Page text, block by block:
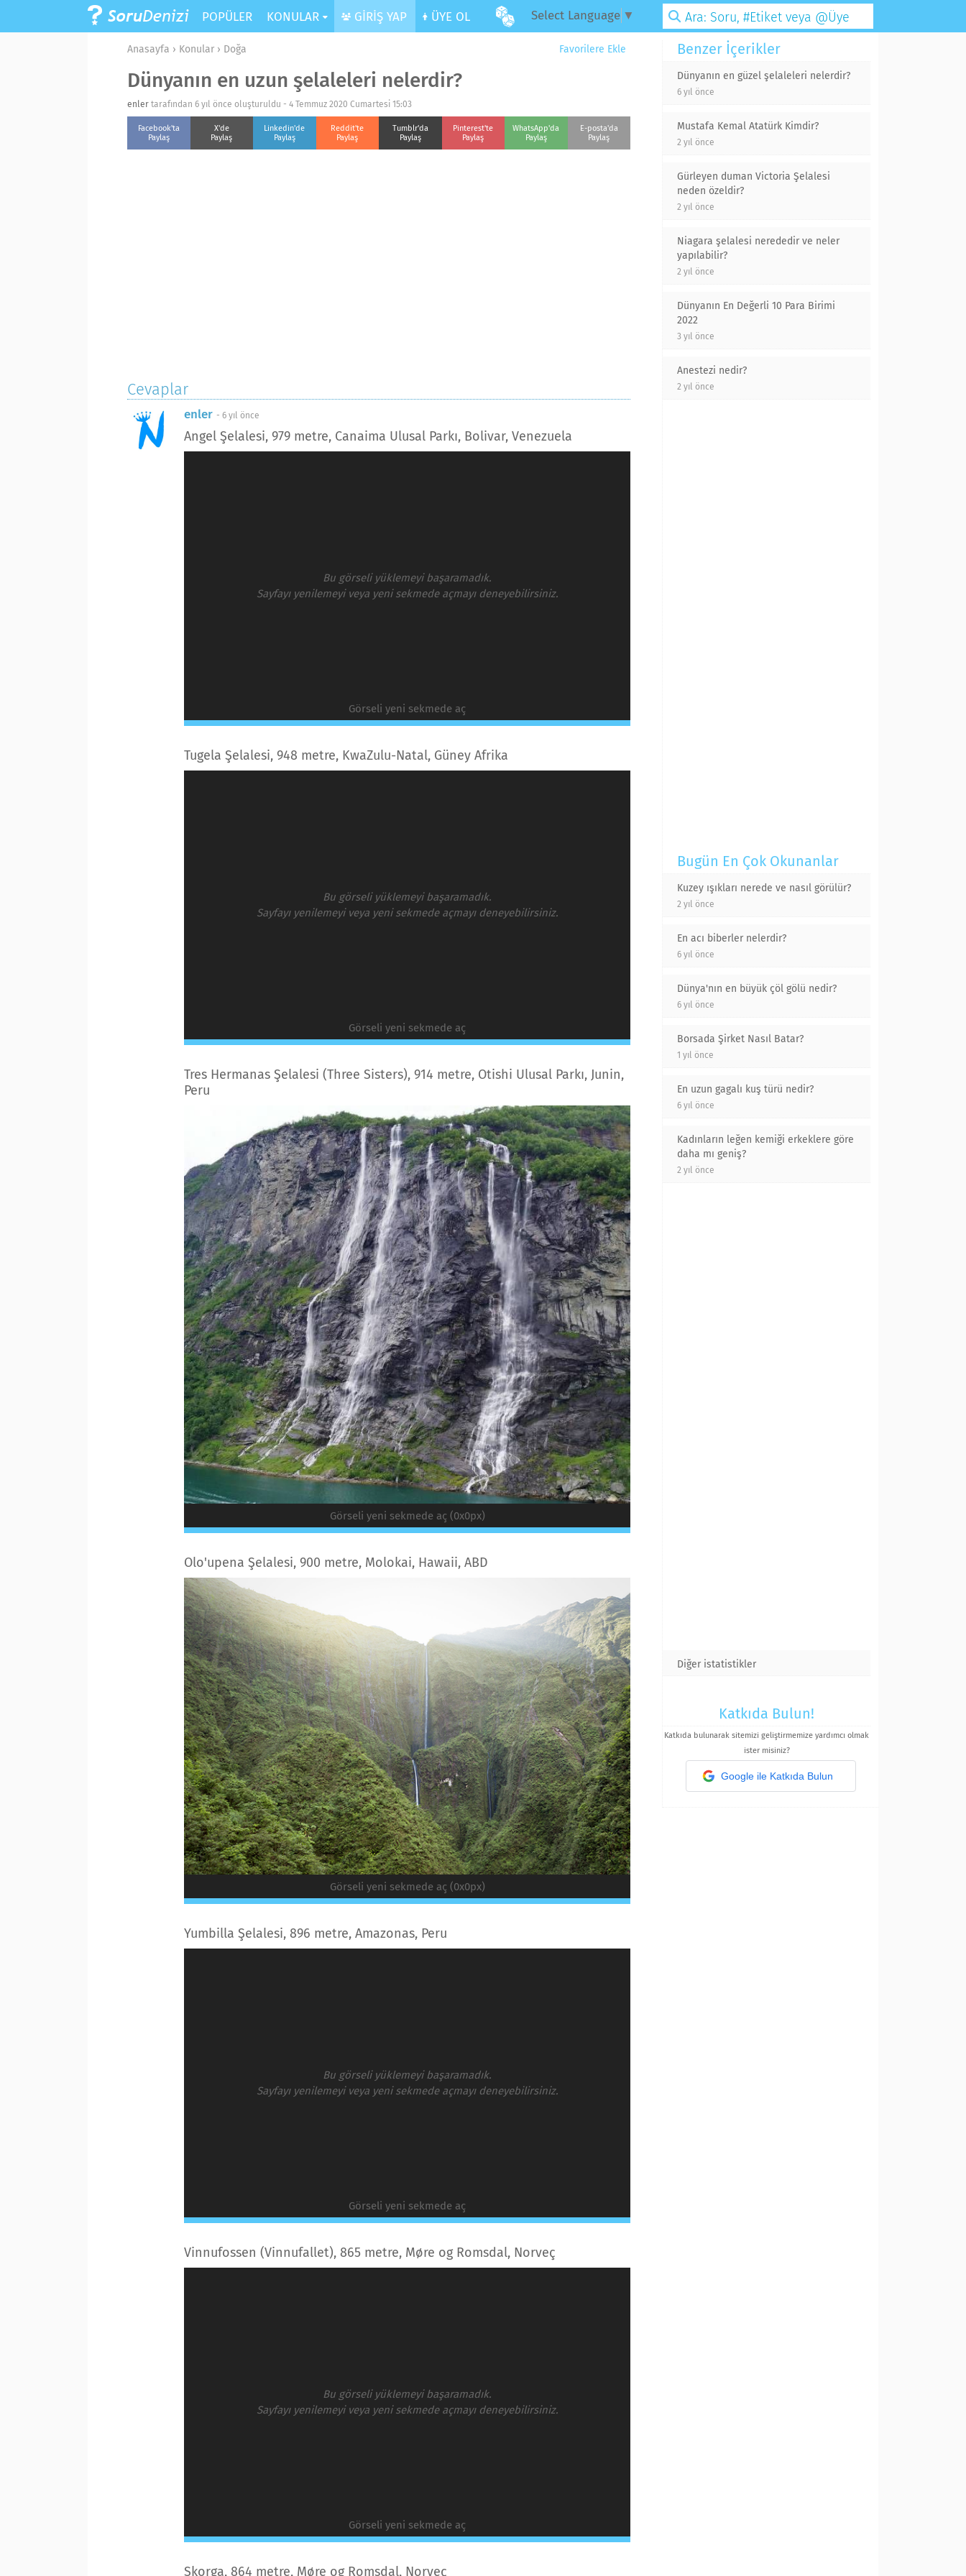
POPÜLER KONULAR GİRİŞ YAP ÜYE OL Select Language ▼
Favorilere Ekle
Anasayfa › Konular › Doğa
Dünyanın en uzun şelaleleri nelerdir?
enler tarafından 6 yıl önce oluşturuldu - 4 Temmuz 2020 Cumartesi 15:03
Facebook'ta
Paylaş
X'de
Paylaş
Linkedin'de
Paylaş
Reddit'te
Paylaş
Tumblr'da
Paylaş
Pinterest'te
Paylaş
WhatsApp'da
Paylaş
E-posta'da
Paylaş
Cevaplar
enler - 6 yıl önce
Angel Şelalesi, 979 metre, Canaima Ulusal Parkı, Bolivar, Venezuela
Bu görseli yüklemeyi başaramadık.
Sayfayı yenilemeyi veya yeni sekmede açmayı deneyebilirsiniz.
Görseli yeni sekmede aç
Tugela Şelalesi, 948 metre, KwaZulu-Natal, Güney Afrika
Bu görseli yüklemeyi başaramadık.
Sayfayı yenilemeyi veya yeni sekmede açmayı deneyebilirsiniz.
Görseli yeni sekmede aç
Tres Hermanas Şelalesi (Three Sisters), 914 metre, Otishi Ulusal Parkı, Junin,
Peru
Görseli yeni sekmede aç (0x0px)
Olo'upena Şelalesi, 900 metre, Molokai, Hawaii, ABD
Görseli yeni sekmede aç (0x0px)
Yumbilla Şelalesi, 896 metre, Amazonas, Peru
Bu görseli yüklemeyi başaramadık.
Sayfayı yenilemeyi veya yeni sekmede açmayı deneyebilirsiniz.
Görseli yeni sekmede aç
Vinnufossen (Vinnufallet), 865 metre, Møre og Romsdal, Norveç
Bu görseli yüklemeyi başaramadık.
Sayfayı yenilemeyi veya yeni sekmede açmayı deneyebilirsiniz.
Görseli yeni sekmede aç
Skorga, 864 metre, Møre og Romsdal, Norveç
Benzer İçerikler
Dünyanın en güzel şelaleleri nelerdir?
6 yıl önce
Mustafa Kemal Atatürk Kimdir?
2 yıl önce
Gürleyen duman Victoria Şelalesi
neden özeldir?
2 yıl önce
Niagara şelalesi nerededir ve neler
yapılabilir?
2 yıl önce
Dünyanın En Değerli 10 Para Birimi
2022
3 yıl önce
Anestezi nedir?
2 yıl önce
Bugün En Çok Okunanlar
Kuzey ışıkları nerede ve nasıl görülür?
2 yıl önce
En acı biberler nelerdir?
6 yıl önce
Dünya'nın en büyük çöl gölü nedir?
6 yıl önce
Borsada Şirket Nasıl Batar?
1 yıl önce
En uzun gagalı kuş türü nedir?
6 yıl önce
Kadınların leğen kemiği erkeklere göre
daha mı geniş?
2 yıl önce
Diğer istatistikler
Katkıda Bulun!
Katkıda bulunarak sitemizi geliştirmemize yardımcı olmak
ister misiniz?
Google ile Katkıda Bulun